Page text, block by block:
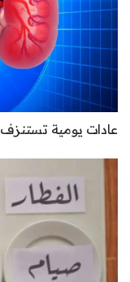
عادات يومية